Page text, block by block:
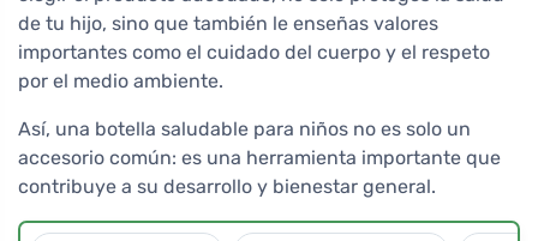
de tu hijo, sino que también le enseñas valores
importantes como el cuidado del cuerpo y el respeto
por el medio ambiente.
Así, una botella saludable para niños no es solo un
accesorio común: es una herramienta importante que
contribuye a su desarrollo y bienestar general.